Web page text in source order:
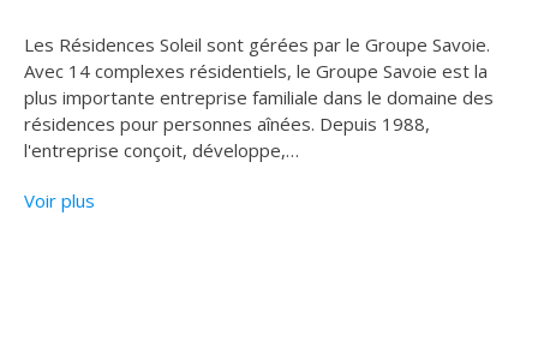
Les Résidences Soleil sont gérées par le Groupe Savoie.
Avec 14 complexes résidentiels, le Groupe Savoie est la
plus importante entreprise familiale dans le domaine des
résidences pour personnes aînées. Depuis 1988,
l'entreprise conçoit, développe,…
Voir plus